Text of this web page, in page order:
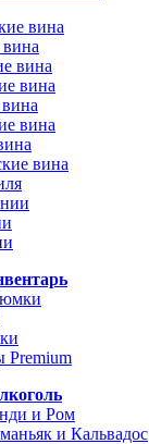
вина
вина
вина
вина
вина
Premium
и Ром
и Кальвадос